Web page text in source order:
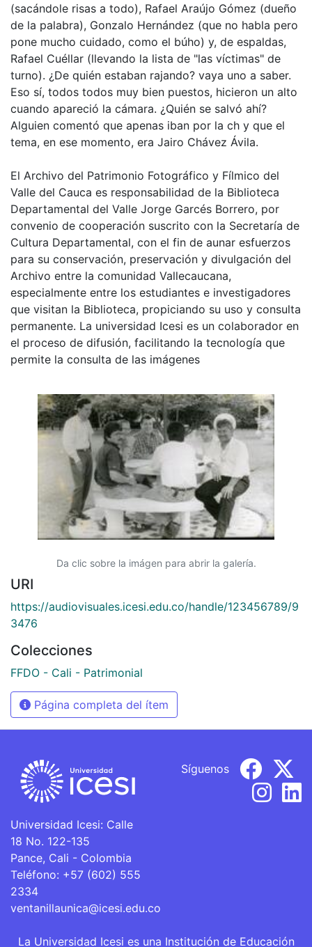
(sacándole risas a todo), Rafael Araújo Gómez (dueño
de la palabra), Gonzalo Hernández (que no habla pero
pone mucho cuidado, como el búho) y, de espaldas,
Rafael Cuéllar (llevando la lista de "las víctimas" de
turno). ¿De quién estaban rajando? vaya uno a saber.
Eso sí, todos todos muy bien puestos, hicieron un alto
cuando apareció la cámara. ¿Quién se salvó ahí?
Alguien comentó que apenas iban por la ch y que el
tema, en ese momento, era Jairo Chávez Ávila.
El Archivo del Patrimonio Fotográfico y Fílmico del
Valle del Cauca es responsabilidad de la Biblioteca
Departamental del Valle Jorge Garcés Borrero, por
convenio de cooperación suscrito con la Secretaría de
Cultura Departamental, con el fin de aunar esfuerzos
para su conservación, preservación y divulgación del
Archivo entre la comunidad Vallecaucana,
especialmente entre los estudiantes e investigadores
que visitan la Biblioteca, propiciando su uso y consulta
permanente. La universidad Icesi es un colaborador en
el proceso de difusión, facilitando la tecnología que
permite la consulta de las imágenes
Da clic sobre la imágen para abrir la galería.
URI
https://audiovisuales.icesi.edu.co/handle/123456789/9
3476
Colecciones
FFDO - Cali - Patrimonial
Página completa del ítem
Universidad Icesi: Calle
18 No. 122-135
Pance, Cali - Colombia
Teléfono: +57 (602) 555
2334
ventanillaunica@icesi.edu.co
Síguenos
La Universidad Icesi es una Institución de Educación